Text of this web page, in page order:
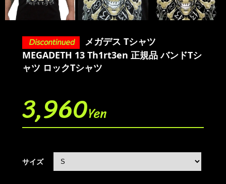
メガデス Tシャツ
MEGADETH 13 Th1rt3en 正規品 バンドTシ
ャツ ロックTシャツ
3,960Yen
サイズ